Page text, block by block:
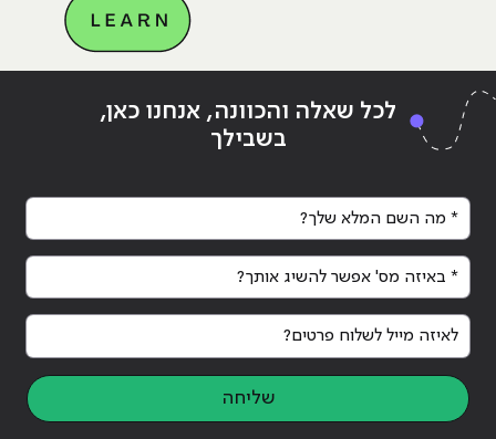
Continue reading
כך פופולארי בימינו?"
לכל שאלה והכוונה, אנחנו כאן,
בשבילך
* מה השם המלא שלך?
* באיזה מס' אפשר להשיג אותך?
לאיזה מייל לשלוח פרטים?
שליחה